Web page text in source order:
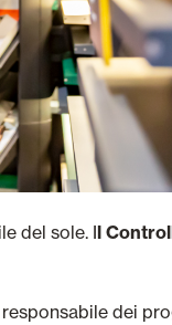
del sole. Il
dei